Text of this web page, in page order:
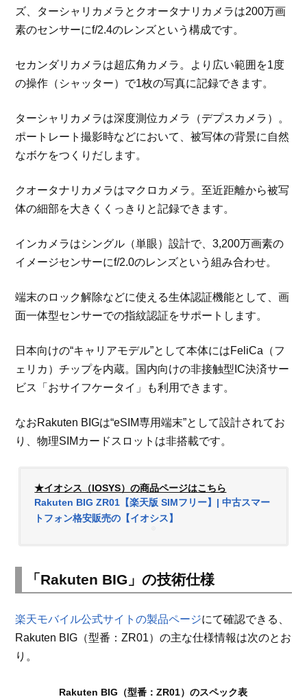
ズ、ターシャリカメラとクオータナリカメラは200万画
素のセンサーにf/2.4のレンズという構成です。
セカンダリカメラは超広角カメラ。より広い範囲を1度
の操作（シャッター）で1枚の写真に記録できます。
ターシャリカメラは深度測位カメラ（デプスカメラ）。
ポートレート撮影時などにおいて、被写体の背景に自然
なボケをつくりだします。
クオータナリカメラはマクロカメラ。至近距離から被写
体の細部を大きくくっきりと記録できます。
インカメラはシングル（単眼）設計で、3,200万画素の
イメージセンサーにf/2.0のレンズという組み合わせ。
端末のロック解除などに使える生体認証機能として、画
面一体型センサーでの指紋認証をサポートします。
日本向けの“キャリアモデル”として本体にはFeliCa（フ
ェリカ）チップを内蔵。国内向けの非接触型IC決済サー
ビス「おサイフケータイ」も利用できます。
なおRakuten BIGは“eSIM専用端末”として設計されてお
り、物理SIMカードスロットは非搭載です。
★イオシス（IOSYS）の商品ページはこちら
Rakuten BIG ZR01【楽天版 SIMフリー】| 中古スマー
トフォン格安販売の【イオシス】
「Rakuten BIG」の技術仕様
楽天モバイル公式サイトの製品ページにて確認できる、
Rakuten BIG（型番：ZR01）の主な仕様情報は次のとお
り。
Rakuten BIG（型番：ZR01）のスペック表